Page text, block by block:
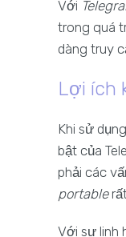
Với
trong quá
dàng truy
Lợi ích
Khi sử dụng
bật của
phải các
portable
Với sự linh